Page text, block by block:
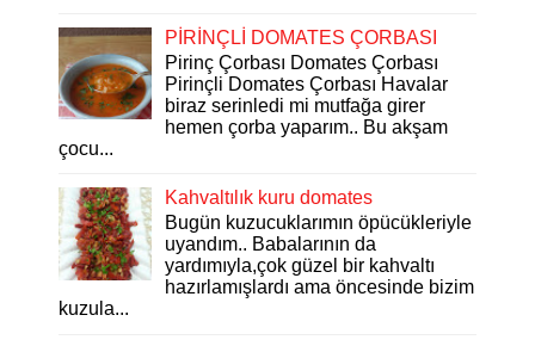
PİRİNÇLİ DOMATES ÇORBASI
Pirinç Çorbası Domates Çorbası
Pirinçli Domates Çorbası Havalar
biraz serinledi mi mutfağa girer
hemen çorba yaparım.. Bu akşam
çocu...
Kahvaltılık kuru domates
Bugün kuzucuklarımın öpücükleriyle
uyandım.. Babalarının da
yardımıyla,çok güzel bir kahvaltı
hazırlamışlardı ama öncesinde bizim
kuzula...